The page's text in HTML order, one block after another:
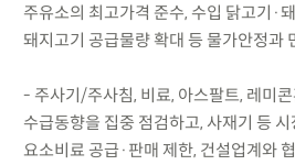
주유소의 최고가격 준수, 수입 닭고기·
돼지고기 공급물량 확대 등 물가안정과
- 주사기/주사침, 비료, 아스팔트, 레미
수급동향을 집중 점검하고, 사재기 등
요소비료 공급·판매 제한, 건설업계와